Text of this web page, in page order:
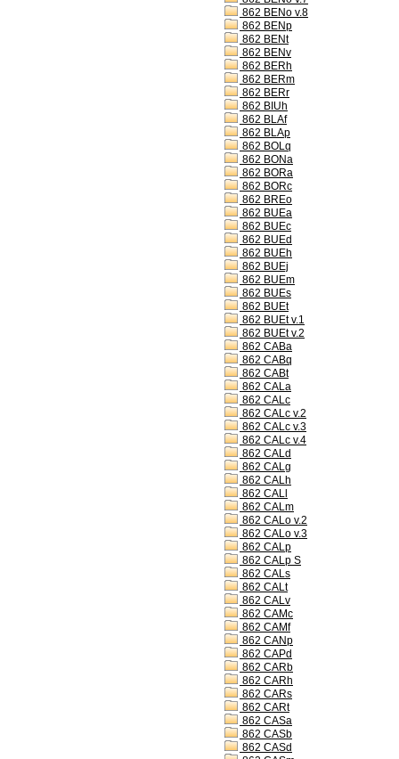
862 BENo v.8
862 BENp
862 BENt
862 BENv
862 BERh
862 BERm
862 BERr
862 BIUh
862 BLAf
862 BLAp
862 BOLq
862 BONa
862 BORa
862 BORc
862 BREo
862 BUEa
862 BUEc
862 BUEd
862 BUEh
862 BUEj
862 BUEm
862 BUEs
862 BUEt
862 BUEt v.1
862 BUEt v.2
862 CABa
862 CABq
862 CABt
862 CALa
862 CALc
862 CALc v.2
862 CALc v.3
862 CALc v.4
862 CALd
862 CALg
862 CALh
862 CALl
862 CALm
862 CALo v.2
862 CALo v.3
862 CALp
862 CALp S
862 CALs
862 CALt
862 CALv
862 CAMc
862 CAMf
862 CANp
862 CAPd
862 CARb
862 CARh
862 CARs
862 CARt
862 CASa
862 CASb
862 CASd